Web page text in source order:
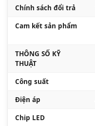
Chính sách đổi trả
Cam kết sản phẩm
THÔNG SỐ KỸ
THUẬT
Công suất
Điện áp
Chip LED